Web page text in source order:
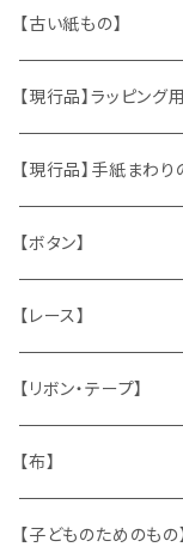
ヴィンテージアクセサ
おもちゃ、ぬいぐるみ
くま、テディベア
うさぎ
ヴィンテージファブリ
ハンドメイド製品
お部屋に飾るもの
メタル製品
缶、箱
陶磁器
文房具
【古い紙もの】
切手、FDC
ポストカード、カレン
マッチラベル、食品ラ
蔵書票、荷札、ビュバ
シール、ステッカー、
袋、箱、ナプキン、コー
パズル、ゲーム
【現行品】ラッピング
伝票、タグ、シール
袋、ラッピングペーパー
ひも、テープ
【現行品】手紙まわり
封筒、ポストカード
切手
スタンプ
文房具
【ボタン】
木
貝
メタル
ガラス
【レース】
【リボン・テープ】
チロルテープ・イニシ
トリム
【布】
キッチンクロス、ナプ
【子どものためのもの】